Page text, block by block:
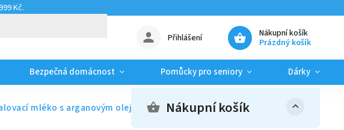
Kč.
Nákupní košík
Prázdný košík
Přihlášení
Bezpečná domácnost Pomůcky pro seniory Dárky
mléko s arganovým olejem SPF 20 200 mlNákupní košík